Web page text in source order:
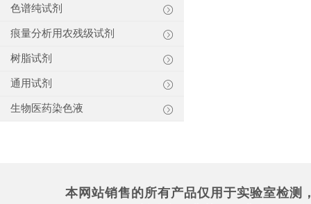
色谱纯试剂
痕量分析用农残级试剂
树脂试剂
通用试剂
生物医药染色液
本网站销售的所有产品仅用于实验室检测